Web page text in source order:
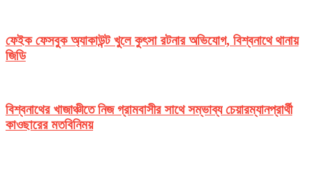
ফেইক ফেসবুক অ্যাকাউন্ট খুলে কুৎসা রটনার অভিযোগ, বিশ্বনাথে থানায়
জিডি
বিশ্বনাথের খাজাঞ্চীতে নিজ গ্রামবাসীর সাথে সম্ভাব্য চেয়ারম্যানপ্রার্থী
কাওছারের মতবিনিময়